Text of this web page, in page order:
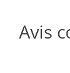
Avis